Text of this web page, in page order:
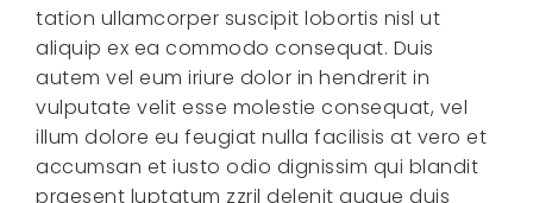
tation ullamcorper suscipit lobortis nisl ut
aliquip ex ea commodo consequat. Duis
autem vel eum iriure dolor in hendrerit in
vulputate velit esse molestie consequat, vel
illum dolore eu feugiat nulla facilisis at vero et
accumsan et iusto odio dignissim qui blandit
praesent luptatum zzril delenit augue duis